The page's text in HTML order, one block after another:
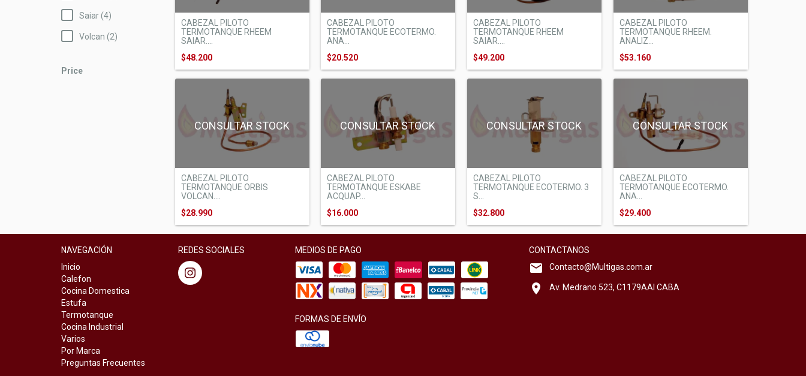
Saiar (4)
Volcan (2)
Price
CABEZAL PILOTO
TERMOTANQUE RHEEM
SAIAR....
$48.200
CABEZAL PILOTO
TERMOTANQUE ECOTERMO.
ANA...
$20.520
CABEZAL PILOTO
TERMOTANQUE RHEEM
SAIAR....
$49.200
CABEZAL PILOTO
TERMOTANQUE RHEEM.
ANALIZ...
$53.160
CONSULTAR STOCK
CABEZAL PILOTO
TERMOTANQUE ORBIS
VOLCAN....
$28.990
CONSULTAR STOCK
CABEZAL PILOTO
TERMOTANQUE ESKABE
ACQUAP...
$16.000
CONSULTAR STOCK
CABEZAL PILOTO
TERMOTANQUE ECOTERMO. 3
S...
$32.800
CONSULTAR STOCK
CABEZAL PILOTO
TERMOTANQUE ECOTERMO.
ANA...
$29.400
NAVEGACIÓN
Inicio
Calefon
Cocina Domestica
Estufa
Termotanque
Cocina Industrial
Varios
Por Marca
Preguntas Frecuentes
REDES SOCIALES MEDIOS DE PAGO
FORMAS DE ENVÍO
CONTACTANOS
Contacto@Multigas.com.ar
Av. Medrano 523, C1179AAI CABA